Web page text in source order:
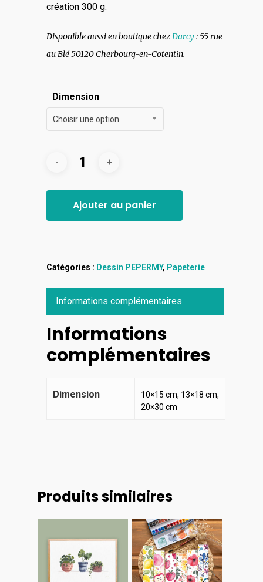
création 300 g.
Disponible aussi en boutique chezDarcy: 55 rue
au Blé 50120 Cherbourg-en-Cotentin.
Dimension
Choisir une option
Ajouter au panier
Catégories : Dessin PEPERMY, Papeterie
Informations complémentaires
Informations
complémentaires
Dimension
10×15 cm, 13×18 cm,
20×30 cm
Produits similaires